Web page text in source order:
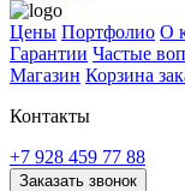
Цены Портфолио О
Гарантии Частые
Магазин Корзина
Контакты
+7 928 459 77 88
Заказать звонок